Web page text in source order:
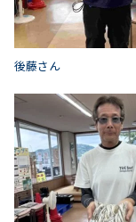
後藤さん